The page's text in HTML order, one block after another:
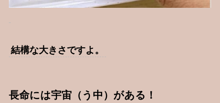
結構な大きさですよ。
長命には宇宙（う中）がある！